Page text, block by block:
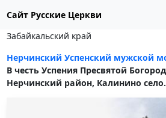
Сайт Русские Церкви
Забайкальский край
Нерчинский Успенский мужской
В честь Успения Пресвятой
Нерчинский район, Калинино село.